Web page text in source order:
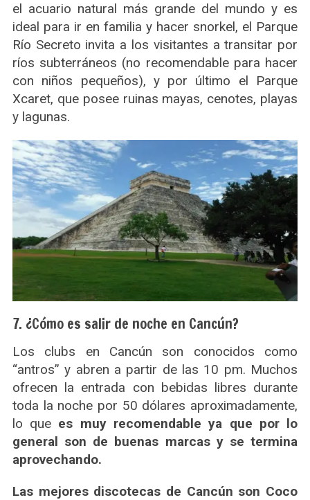
el acuario natural más grande del mundo y es
ideal para ir en familia y hacer snorkel, el Parque
Río Secreto invita a los visitantes a transitar por
ríos subterráneos (no recomendable para hacer
con niños pequeños), y por último el Parque
Xcaret, que posee ruinas mayas, cenotes, playas
y lagunas.
7. ¿Cómo es salir de noche en Cancún?
Los clubs en Cancún son conocidos como
“antros” y abren a partir de las 10 pm. Muchos
ofrecen la entrada con bebidas libres durante
toda la noche por 50 dólares aproximadamente,
lo que es muy recomendable ya que por lo
general son de buenas marcas y se termina
aprovechando.
Las mejores discotecas de Cancún son Coco
S
e
a
r
c
h
f
o